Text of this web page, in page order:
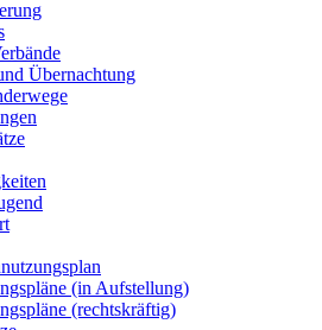
Übernachtung
(in Aufstellung)
(rechtskräftig)